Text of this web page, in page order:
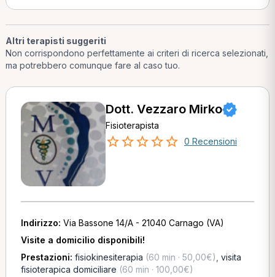
Altri terapisti suggeriti
Non corrispondono perfettamente ai criteri di ricerca selezionati,
ma potrebbero comunque fare al caso tuo.
Dott. Vezzaro Mirko
Fisioterapista
0 Recensioni
Indirizzo: Via Bassone 14/A - 21040 Carnago (VA)
Visite a domicilio disponibili!
Prestazioni: fisiokinesiterapia (60 min · 50,00€) visita
fisioterapica domiciliare (60 min · 100,00€)